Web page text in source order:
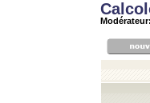
Modérateur: